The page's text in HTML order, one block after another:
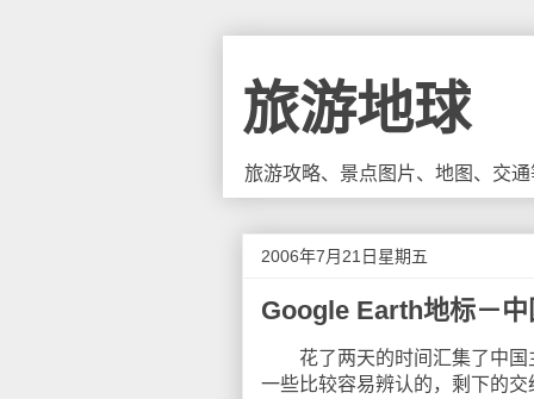
旅游地球
旅游攻略、景点图片、地图、交通
2006年7月21日星期五
Google Earth地标－中
花了两天的时间汇集了中国
一些比较容易辨认的，剩下的